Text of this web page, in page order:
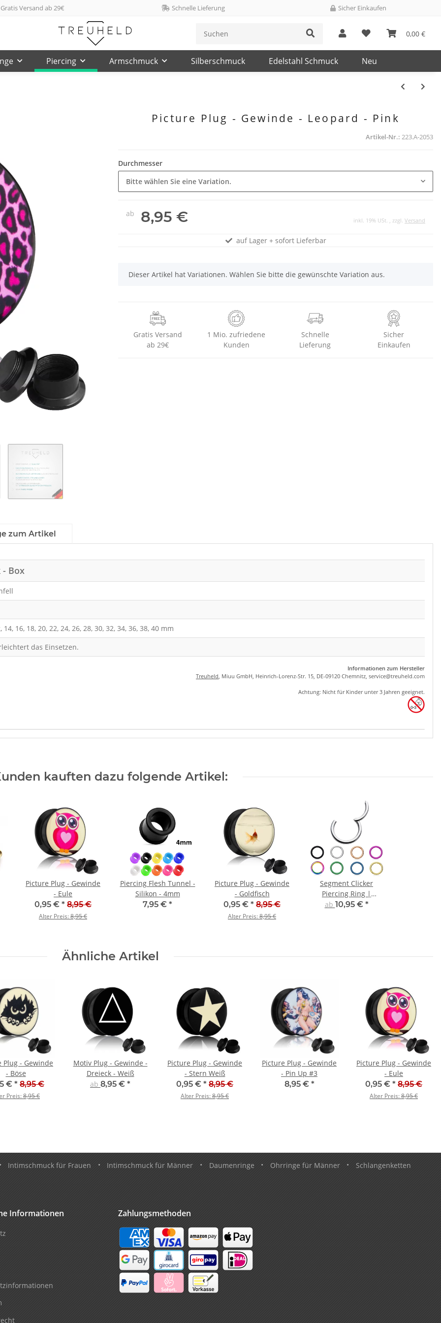
Gratis Versand ab 29€ Schnelle Lieferung Sicher Einkaufen
0,00 €
Piercing Armschmuck Silberschmuck Edelstahl Schmuck Neu
Picture Plug - Gewinde - Leopard - Pink
Artikel-Nr.: 223.A-2053
Durchmesser
Bitte wählen Sie eine Variation.
ab 8,95 € inkl. 19% USt. , zzgl. Versand
auf Lager + sofort Lieferbar
x
Dieser Artikel hat Variationen. Wählen Sie bitte die gewünschte Variation aus.
Gratis Versand
ab 29€
1 Mio. zufriedene
Kunden
Schnelle
Lieferung
Sicher
Einkaufen
zum Artikel
- Box
14, 16, 18, 20, 22, 24, 26, 28, 30, 32, 34, 36, 38, 40 mm
das Einsetzen.
Informationen zum Hersteller
Treuheld, Miuu GmbH, Heinrich-Lorenz-Str. 15, DE-09120 Chemnitz, service@treuheld.com
Achtung: Nicht für Kinder unter 3 Jahren geeignet.
kauften dazu folgende Artikel:
Picture Plug - Gewinde
- Eule
0,95 € * 8,95 €
Alter Preis:8,95 €
Piercing Flesh Tunnel -
Silikon - 4mm
7,95 € *
Picture Plug - Gewinde
- Goldfisch
0,95 € * 8,95 €
Alter Preis:8,95 €
Segment Clicker
Piercing Ring |
Chirurgenstahl
ab 10,95 € *
Ähnliche Artikel
Plug - Gewinde
- Böse
€ * 8,95 €
Preis:8,95 €
Motiv Plug - Gewinde -
Dreieck - Weiß
ab 8,95 € *
Picture Plug - Gewinde
- Stern Weiß
0,95 € * 8,95 €
Alter Preis:8,95 €
Picture Plug - Gewinde
- Pin Up #3
8,95 € *
Picture Plug - Gewinde
- Eule
0,95 € * 8,95 €
Alter Preis:8,95 €
• Intimschmuck für Frauen • Intimschmuck für Männer • Daumenringe • Ohrringe für Männer • Schlangenketten
Informationen Zahlungsmethoden